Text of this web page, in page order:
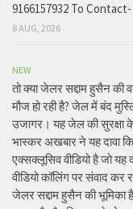
9166157932 To Contact-
8 AUG, 2026
NEW
तो क्या जेलर सद्दाम हुसैन
मौज हो रही है? जेल में बंद
उजागर। यह जेल की सुरक्षा
भास्कर अखबार ने यह दावा
एक्सक्लूसिव वीडियो है जो यह
वीडियो कॉलिंग पर संवाद
जेलर सद्दाम हुसैन की भूमिका